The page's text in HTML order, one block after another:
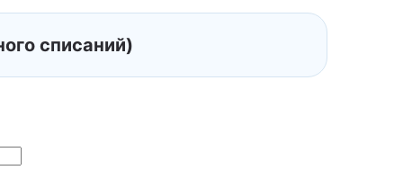
списаний)